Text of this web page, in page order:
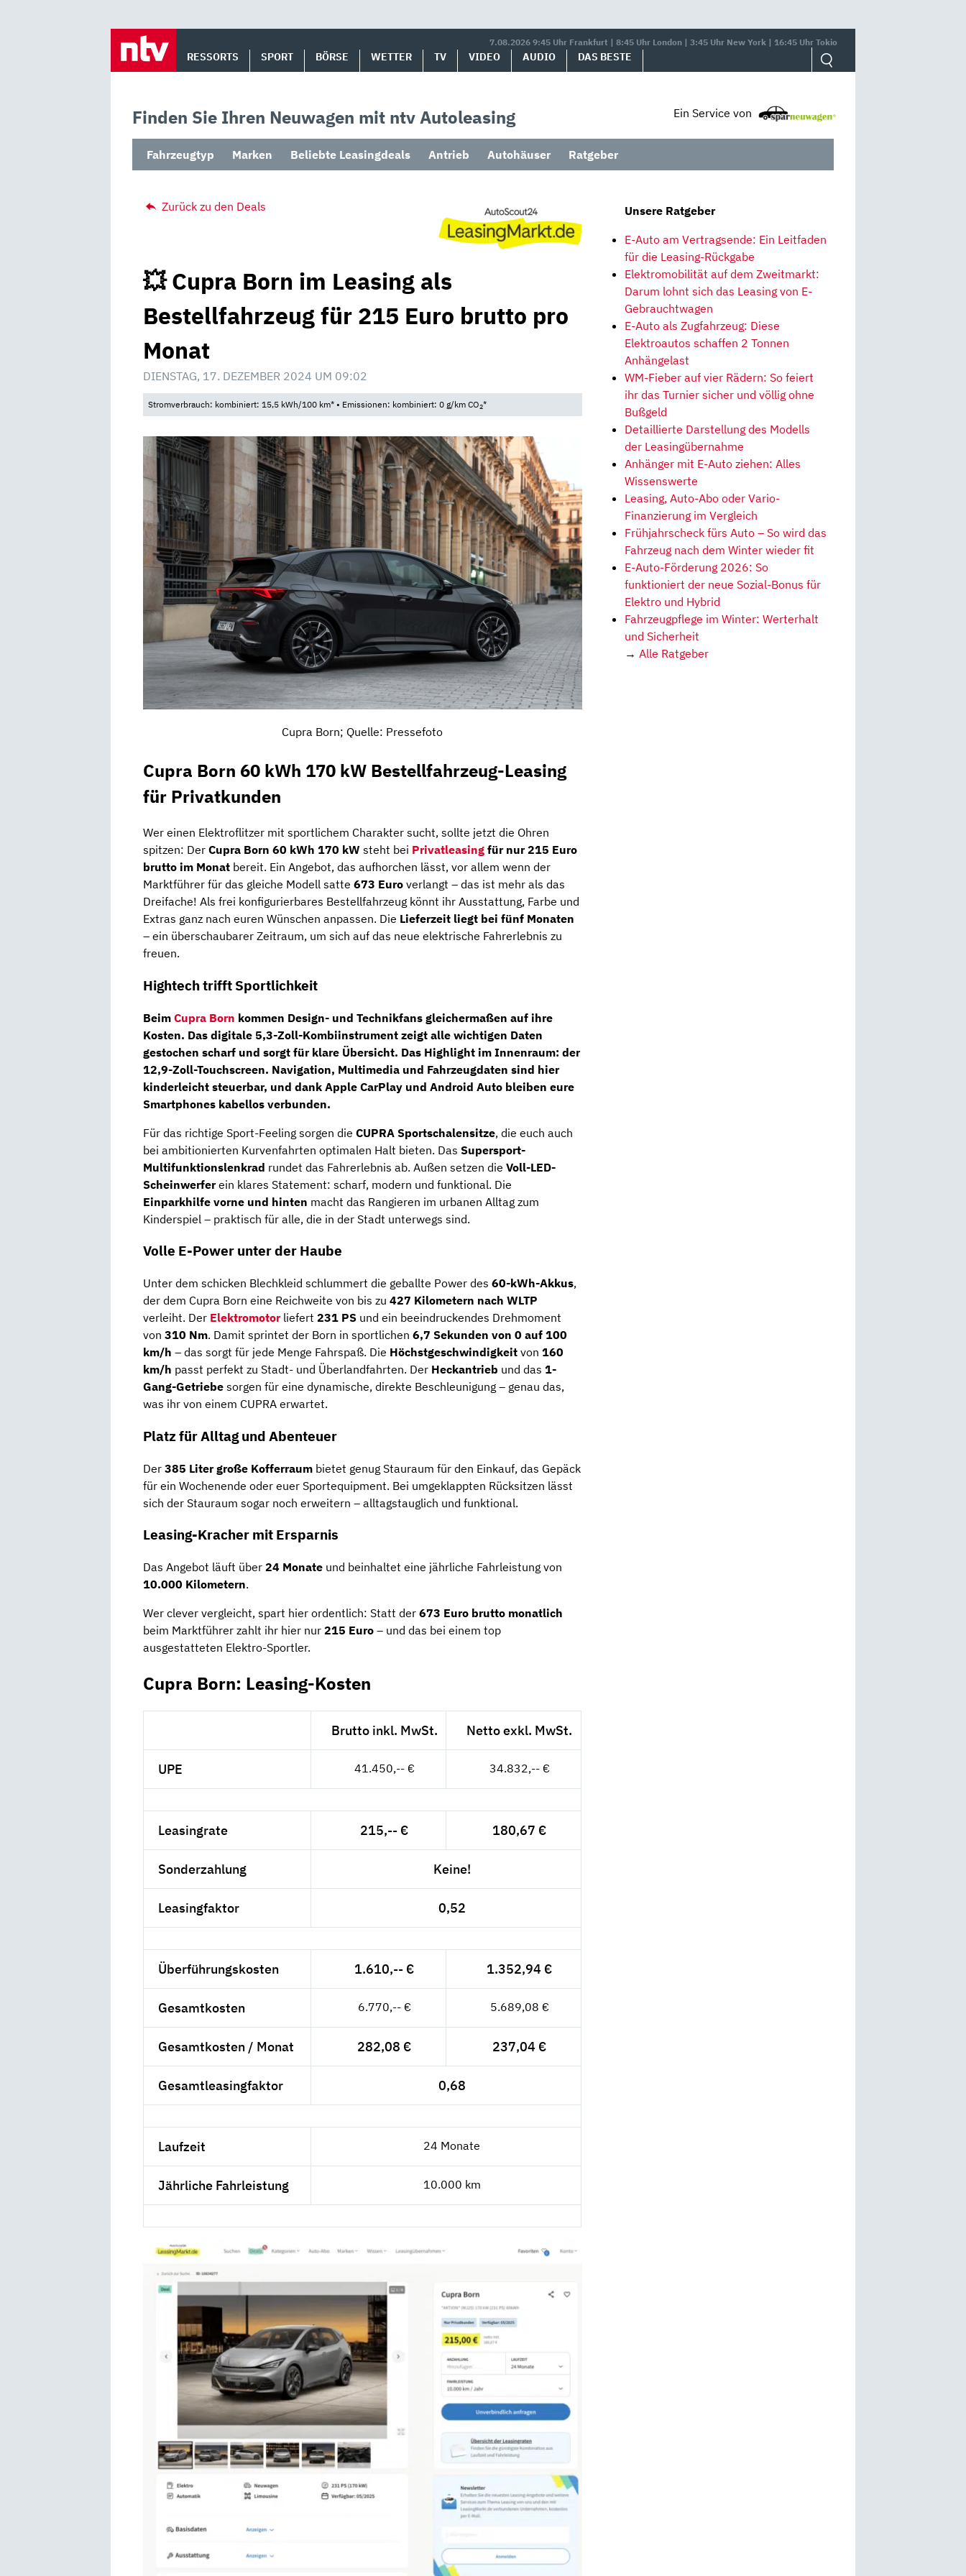
7.08.2026 9:45 Uhr Frankfurt | 8:45 Uhr London | 3:45 Uhr New York | 16:45 Uhr Tokio
RESSORTS SPORT BÖRSE WETTER TV VIDEO AUDIO DAS BESTE
Finden Sie Ihren Neuwagen mit ntv Autoleasing Ein Service von
Fahrzeugtyp Marken Beliebte Leasingdeals Antrieb Autohäuser Ratgeber
Zurück zu den Deals
💥 Cupra Born im Leasing als
Bestellfahrzeug für 215 Euro brutto pro
Monat
DIENSTAG, 17. DEZEMBER 2024 UM 09:02
Stromverbrauch: kombiniert: 15,5 kWh/100 km* • Emissionen: kombiniert: 0 g/km CO2*
Cupra Born; Quelle: Pressefoto
Cupra Born 60 kWh 170 kW Bestellfahrzeug-Leasing
für Privatkunden
Wer einen Elektroflitzer mit sportlichem Charakter sucht, sollte jetzt die Ohren
spitzen: Der Cupra Born 60 kWh 170 kW steht bei Privatleasing für nur 215 Euro
brutto im Monat bereit. Ein Angebot, das aufhorchen lässt, vor allem wenn der
Marktführer für das gleiche Modell satte 673 Euro verlangt – das ist mehr als das
Dreifache! Als frei konfigurierbares Bestellfahrzeug könnt ihr Ausstattung, Farbe und
Extras ganz nach euren Wünschen anpassen. Die Lieferzeit liegt bei fünf Monaten
– ein überschaubarer Zeitraum, um sich auf das neue elektrische Fahrerlebnis zu
freuen.
Hightech trifft Sportlichkeit
Beim Cupra Born kommen Design- und Technikfans gleichermaßen auf ihre
Kosten. Das digitale 5,3-Zoll-Kombiinstrument zeigt alle wichtigen Daten
gestochen scharf und sorgt für klare Übersicht. Das Highlight im Innenraum: der
12,9-Zoll-Touchscreen. Navigation, Multimedia und Fahrzeugdaten sind hier
kinderleicht steuerbar, und dank Apple CarPlay und Android Auto bleiben eure
Smartphones kabellos verbunden.
Für das richtige Sport-Feeling sorgen die CUPRA Sportschalensitze, die euch auch
bei ambitionierten Kurvenfahrten optimalen Halt bieten. Das Supersport-
Multifunktionslenkrad rundet das Fahrerlebnis ab. Außen setzen die Voll-LED-
Scheinwerferein klares Statement: scharf, modern und funktional. Die
Einparkhilfe vorne und hinten macht das Rangieren im urbanen Alltag zum
Kinderspiel – praktisch für alle, die in der Stadt unterwegs sind.
Volle E-Power unter der Haube
Unter dem schicken Blechkleid schlummert die geballte Power des 60-kWh-Akkus,
der dem Cupra Born eine Reichweite von bis zu 427 Kilometern nach WLTP
verleiht. Der Elektromotorliefert 231 PS und ein beeindruckendes Drehmoment
von 310 Nm. Damit sprintet der Born in sportlichen 6,7 Sekunden von 0 auf 100
km/h – das sorgt für jede Menge Fahrspaß. Die Höchstgeschwindigkeit von 160
km/h passt perfekt zu Stadt- und Überlandfahrten. Der Heckantrieb und das 1-
Gang-Getriebe sorgen für eine dynamische, direkte Beschleunigung – genau das,
was ihr von einem CUPRA erwartet.
Platz für Alltag und Abenteuer
Der 385 Liter große Kofferraum bietet genug Stauraum für den Einkauf, das Gepäck
für ein Wochenende oder euer Sportequipment. Bei umgeklappten Rücksitzen lässt
sich der Stauraum sogar noch erweitern – alltagstauglich und funktional.
Leasing-Kracher mit Ersparnis
Das Angebot läuft über 24 Monate und beinhaltet eine jährliche Fahrleistung von
10.000 Kilometern.
Wer clever vergleicht, spart hier ordentlich: Statt der 673 Euro brutto monatlich
beim Marktführer zahlt ihr hier nur 215 Euro – und das bei einem top
ausgestatteten Elektro-Sportler.
Cupra Born: Leasing-Kosten
Brutto inkl. MwSt. Netto exkl. MwSt.
UPE 41.450,-- € 34.832,-- €
Leasingrate 215,-- € 180,67 €
Sonderzahlung Keine!
Leasingfaktor 0,52
Überführungskosten 1.610,-- € 1.352,94 €
Gesamtkosten 6.770,-- € 5.689,08 €
Gesamtkosten / Monat 282,08 € 237,04 €
Gesamtleasingfaktor 0,68
Laufzeit 24 Monate
Jährliche Fahrleistung 10.000 km
Unsere Ratgeber
E-Auto am Vertragsende: Ein Leitfaden
für die Leasing-Rückgabe
Elektromobilität auf dem Zweitmarkt:
Darum lohnt sich das Leasing von E-
Gebrauchtwagen
E-Auto als Zugfahrzeug: Diese
Elektroautos schaffen 2 Tonnen
Anhängelast
WM-Fieber auf vier Rädern: So feiert
ihr das Turnier sicher und völlig ohne
Bußgeld
Detaillierte Darstellung des Modells
der Leasingübernahme
Anhänger mit E-Auto ziehen: Alles
Wissenswerte
Leasing, Auto-Abo oder Vario-
Finanzierung im Vergleich
Frühjahrscheck fürs Auto – So wird das
Fahrzeug nach dem Winter wieder fit
E-Auto-Förderung 2026: So
funktioniert der neue Sozial-Bonus für
Elektro und Hybrid
Fahrzeugpflege im Winter: Werterhalt
und Sicherheit
→ Alle Ratgeber